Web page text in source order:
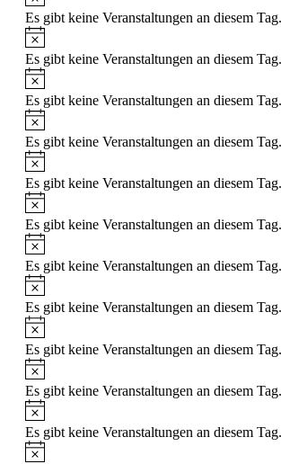
Es gibt keine Veranstaltungen an diesem Tag.
Hinweis
Es gibt keine Veranstaltungen an diesem Tag.
Hinweis
Es gibt keine Veranstaltungen an diesem Tag.
Hinweis
Es gibt keine Veranstaltungen an diesem Tag.
Hinweis
Es gibt keine Veranstaltungen an diesem Tag.
Hinweis
Es gibt keine Veranstaltungen an diesem Tag.
Hinweis
Es gibt keine Veranstaltungen an diesem Tag.
Hinweis
Es gibt keine Veranstaltungen an diesem Tag.
Hinweis
Es gibt keine Veranstaltungen an diesem Tag.
Hinweis
Es gibt keine Veranstaltungen an diesem Tag.
Hinweis
Es gibt keine Veranstaltungen an diesem Tag.
Hinweis